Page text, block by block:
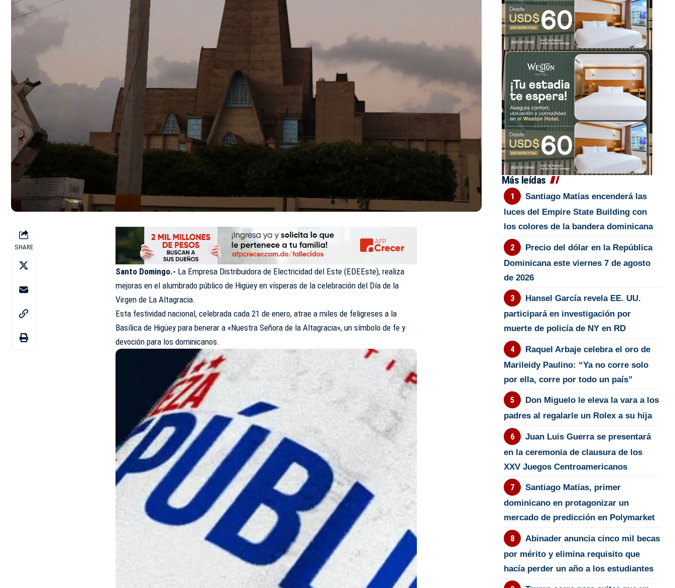
SHARE
Santo Domingo.- La Empresa Distribuidora de Electricidad del Este (EDEEste), realiza
mejoras en el alumbrado público de Higüey en vísperas de la celebración del Día de la
Virgen de La Altagracia.
Esta festividad nacional, celebrada cada 21 de enero, atrae a miles de feligreses a la
Basílica de Higüey para benerar a «Nuestra Señora de la Altagracia», un símbolo de fe y
devoción para los dominicanos.
Más leídas
Santiago Matías encenderá las
luces del Empire State Building con
los colores de la bandera dominicana
Precio del dólar en la República
Dominicana este viernes 7 de agosto
de 2026
Hansel García revela EE. UU.
participará en investigación por
muerte de policía de NY en RD
Raquel Arbaje celebra el oro de
Marileidy Paulino: “Ya no corre solo
por ella, corre por todo un país”
Don Miguelo le eleva la vara a los
padres al regalarle un Rolex a su hija
Juan Luis Guerra se presentará
en la ceremonia de clausura de los
XXV Juegos Centroamericanos
Santiago Matías, primer
dominicano en protagonizar un
mercado de predicción en Polymarket
Abinader anuncia cinco mil becas
por mérito y elimina requisito que
hacía perder un año a los estudiantes